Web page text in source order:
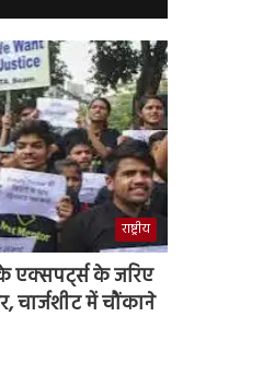
राष्ट्रीय
एक्सपर्ट्स के जरिए
चार्जशीट में चौंकाने